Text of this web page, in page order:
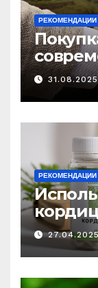
РЕКОМЕНДАЦИИ
выбору
РЕКОМЕНДАЦИИ
и